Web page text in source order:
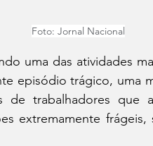
Foto: Jornal Nacional
uma das atividades
episódio trágico, uma
de trabalhadores que
extremamente